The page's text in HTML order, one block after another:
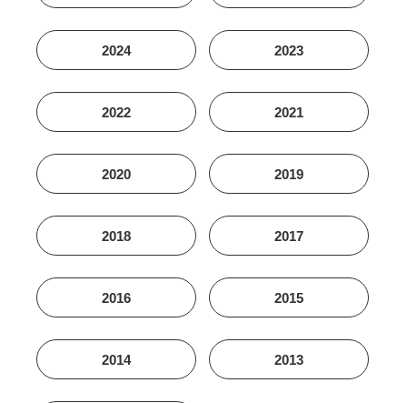
2024 2023
2022 2021
2020 2019
2018 2017
2016 2015
2014 2013